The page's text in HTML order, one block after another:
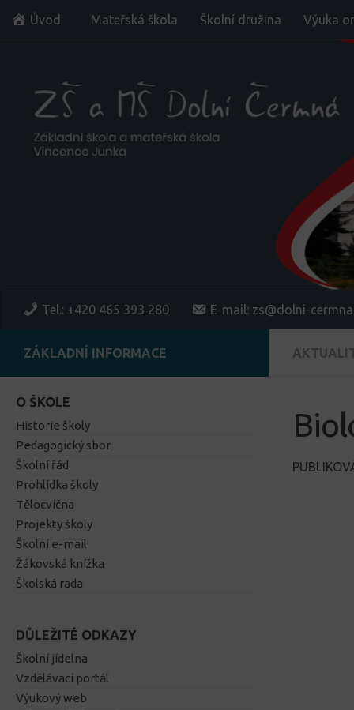
Skip to content
Úvod Mateřská škola Školní družina Výuka
Tel.: +420 465 393 280 E-mail: zs@dolni-
ZÁKLADNÍ INFORMACE
O ŠKOLE
Historie školy
Pedagogický sbor
Školní řád
Prohlídka školy
Tělocvična
Projekty školy
Školní e-mail
Žákovská knížka
Školská rada
DŮLEŽITÉ ODKAZY
Školní jídelna
Vzdělávací portál
Výukový web